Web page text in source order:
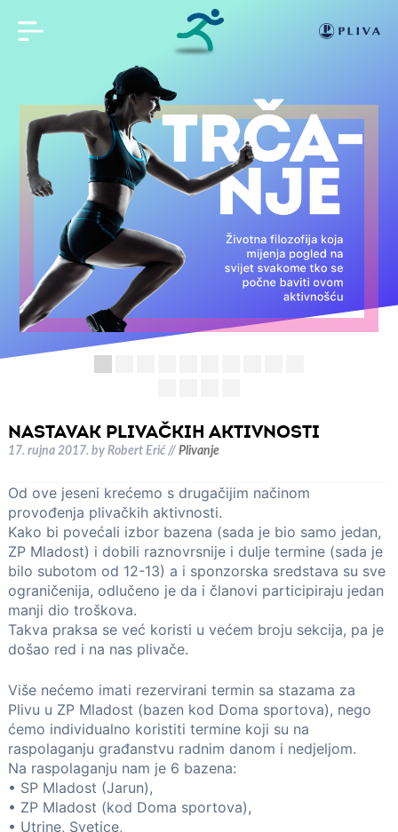
NASTAVAK PLIVAČKIH AKTIVNOSTI
17. rujna 2017. by Robert Erić// Plivanje
Od ove jeseni krećemo s drugačijim načinom
provođenja plivačkih aktivnosti.
Kako bi povećali izbor bazena (sada je bio samo jedan,
ZP Mladost) i dobili raznovrsnije i dulje termine (sada je
bilo subotom od 12-13) a i sponzorska sredstava su sve
ograničenija, odlučeno je da i članovi participiraju jedan
manji dio troškova.
Takva praksa se već koristi u većem broju sekcija, pa je
došao red i na nas plivače.
Više nećemo imati rezervirani termin sa stazama za
Plivu u ZP Mladost (bazen kod Doma sportova), nego
ćemo individualno koristiti termine koji su na
raspolaganju građanstvu radnim danom i nedjeljom.
Na raspolaganju nam je 6 bazena:
• SP Mladost (Jarun),
• ZP Mladost (kod Doma sportova),
• Utrine, Svetice,